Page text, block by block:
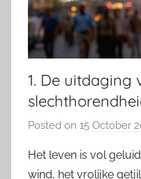
1. De uitdaging
Posted on 15 October
Het leven is vol
wind, het vrolijke